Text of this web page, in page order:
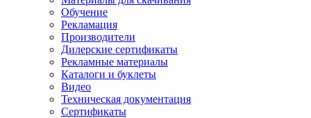
Обучение
Рекламация
Производители
Дилерские сертификаты
Рекламные материалы
Каталоги и буклеты
Видео
Техническая документация
Сертификаты